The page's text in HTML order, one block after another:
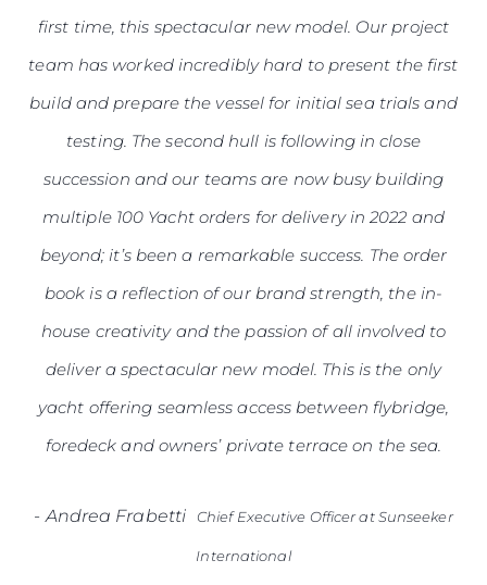
first time, this spectacular new model. Our project
team has worked incredibly hard to present the first
build and prepare the vessel for initial sea trials and
testing. The second hull is following in close
succession and our teams are now busy building
multiple 100 Yacht orders for delivery in 2022 and
beyond; it’s been a remarkable success. The order
book is a reflection of our brand strength, the in-
house creativity and the passion of all involved to
deliver a spectacular new model. This is the only
yacht offering seamless access between flybridge,
foredeck and owners’ private terrace on the sea.
-Andrea Frabetti Chief Executive Officer at Sunseeker
International